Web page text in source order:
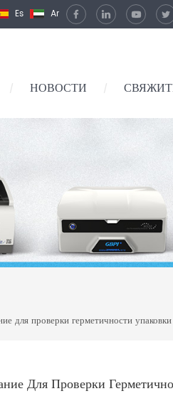
Es Ar
/ НОВОСТИ /
для проверки герметичности
Для Проверки